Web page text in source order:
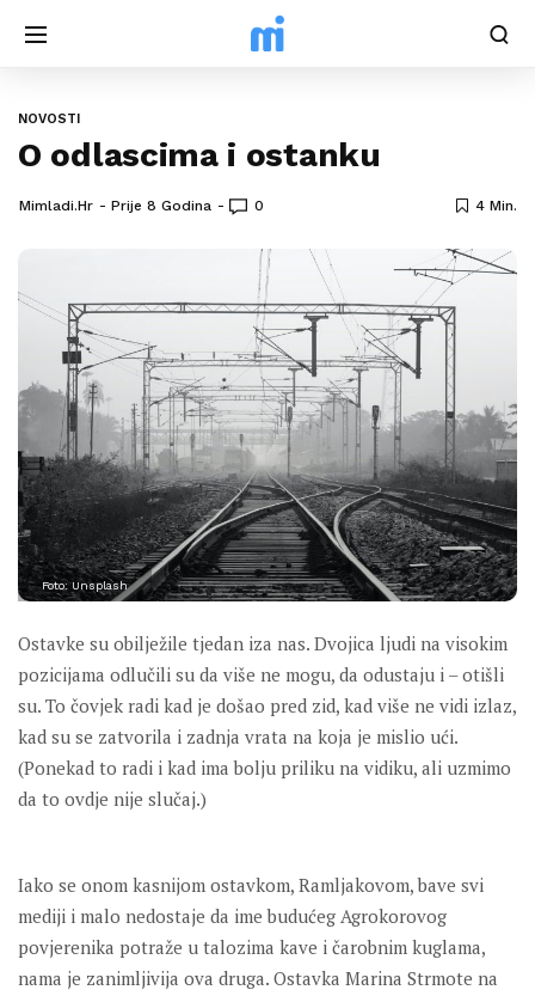
NOVOSTI
O odlascima i ostanku
Mimladi.hr Prije 8 Godina 0 4 Min.
Foto: Unsplash
Ostavke su obilježile tjedan iza nas. Dvojica ljudi na visokim
pozicijama odlučili su da više ne mogu, da odustaju i – otišli
su. To čovjek radi kad je došao pred zid, kad više ne vidi izlaz,
kad su se zatvorila i zadnja vrata na koja je mislio ući.
(Ponekad to radi i kad ima bolju priliku na vidiku, ali uzmimo
da to ovdje nije slučaj.)
Iako se onom kasnijom ostavkom, Ramljakovom, bave svi
mediji i malo nedostaje da ime budućeg Agrokorovog
povjerenika potraže u talozima kave i čarobnim kuglama,
nama je zanimljivija ova druga. Ostavka Marina Strmote na